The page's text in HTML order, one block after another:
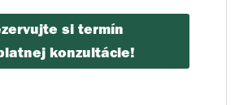
si termín
konzultácie!